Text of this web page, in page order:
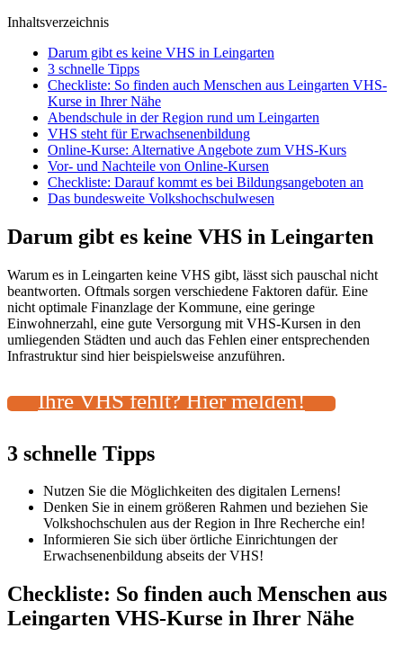
Inhaltsverzeichnis
Darum gibt es keine VHS in Leingarten
3 schnelle Tipps
Checkliste: So finden auch Menschen aus Leingarten VHS-
Kurse in Ihrer Nähe
Abendschule in der Region rund um Leingarten
VHS steht für Erwachsenenbildung
Online-Kurse: Alternative Angebote zum VHS-Kurs
Vor- und Nachteile von Online-Kursen
Checkliste: Darauf kommt es bei Bildungsangeboten an
Das bundesweite Volkshochschulwesen
Darum gibt es keine VHS in Leingarten
Warum es in Leingarten keine VHS gibt, lässt sich pauschal nicht
beantworten. Oftmals sorgen verschiedene Faktoren dafür. Eine
nicht optimale Finanzlage der Kommune, eine geringe
Einwohnerzahl, eine gute Versorgung mit VHS-Kursen in den
umliegenden Städten und auch das Fehlen einer entsprechenden
Infrastruktur sind hier beispielsweise anzuführen.
Ihre VHS fehlt? Hier melden!
3 schnelle Tipps
Nutzen Sie die Möglichkeiten des digitalen Lernens!
Denken Sie in einem größeren Rahmen und beziehen Sie
Volkshochschulen aus der Region in Ihre Recherche ein!
Informieren Sie sich über örtliche Einrichtungen der
Erwachsenenbildung abseits der VHS!
Checkliste: So finden auch Menschen aus
Leingarten VHS-Kurse in Ihrer Nähe